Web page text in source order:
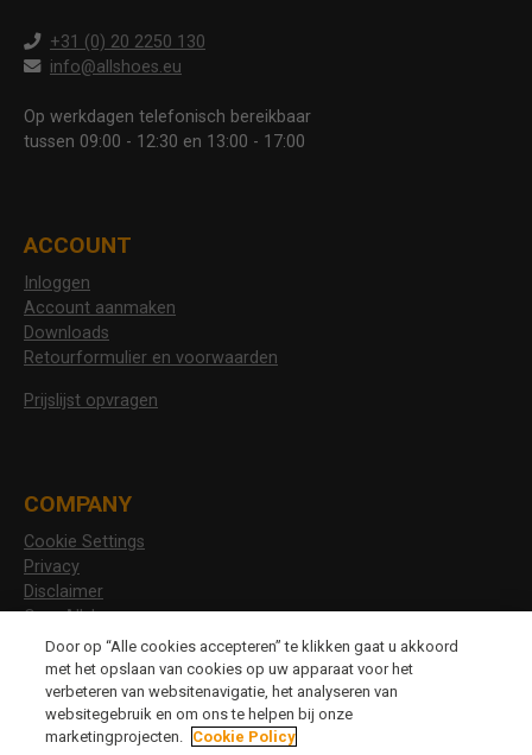
+31 (0) 20 2250 130
info@allshoes.eu
Op werkdagen telefonisch bereikbaar
tussen 09:00 - 12:30 en 13:00 - 17:00
ACCOUNT
Inloggen
Account aanmaken
Downloads
Retourformulier en voorwaarden
Prijslijst opvragen
COMPANY
Cookie Settings
Privacy
Disclaimer
Over Allshoes
Vacatures
CHANGE LANGUAGE
Door op “Alle cookies accepteren” te klikken gaat u akkoord
met het opslaan van cookies op uw apparaat voor het
verbeteren van websitenavigatie, het analyseren van
websitegebruik en om ons te helpen bij onze
marketingprojecten. Cookie Policy